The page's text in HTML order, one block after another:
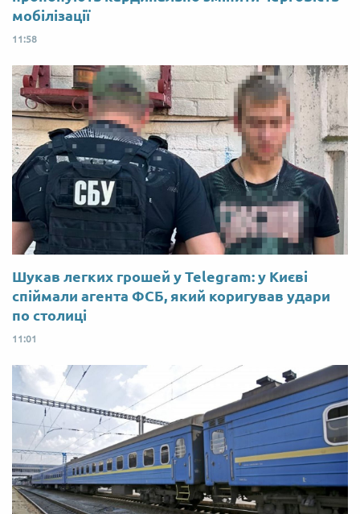
мобілізації
11:58
Шукав легких грошей у Telegram: у Києві
спіймали агента ФСБ, який коригував удари
по столиці
11:01